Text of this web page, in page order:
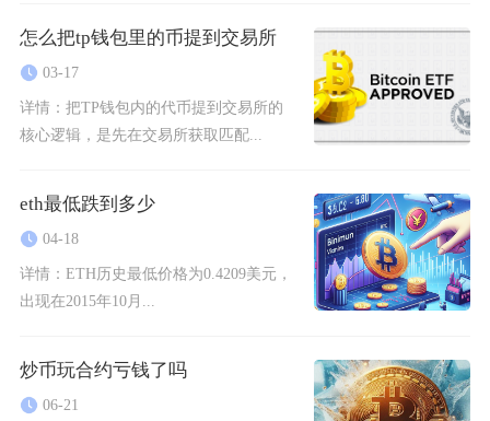
怎么把tp钱包里的币提到交易所
03-17
详情： 把TP钱包内的代币提到交易所的
核心逻辑，是先在交易所获取匹配...
eth最低跌到多少
04-18
详情： ETH历史最低价格为0.4209美元，
出现在2015年10月...
炒币玩合约亏钱了吗
06-21